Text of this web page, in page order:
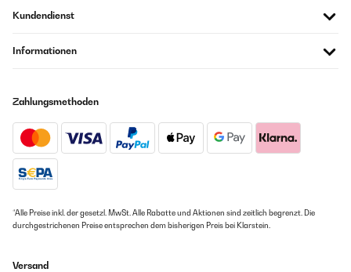
Kundendienst
Informationen
Zahlungsmethoden
*Alle Preise inkl. der gesetzl. MwSt. Alle Rabatte und Aktionen sind zeitlich begrenzt. Die
durchgestrichenen Preise entsprechen dem bisherigen Preis bei Klarstein.
Versand